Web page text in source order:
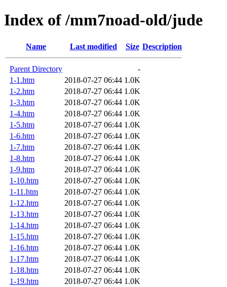
Index of /mm7noad-old/jude
Name Last modified Size Description
Parent Directory
-
1-1.htm
2018-07-27 06:44 1.0K
1-2.htm
2018-07-27 06:44 1.0K
1-3.htm
2018-07-27 06:44 1.0K
1-4.htm
2018-07-27 06:44 1.0K
1-5.htm
2018-07-27 06:44 1.0K
1-6.htm
2018-07-27 06:44 1.0K
1-7.htm
2018-07-27 06:44 1.0K
1-8.htm
2018-07-27 06:44 1.0K
1-9.htm
2018-07-27 06:44 1.0K
1-10.htm
2018-07-27 06:44 1.0K
1-11.htm
2018-07-27 06:44 1.0K
1-12.htm
2018-07-27 06:44 1.0K
1-13.htm
2018-07-27 06:44 1.0K
1-14.htm
2018-07-27 06:44 1.0K
1-15.htm
2018-07-27 06:44 1.0K
1-16.htm
2018-07-27 06:44 1.0K
1-17.htm
2018-07-27 06:44 1.0K
1-18.htm
2018-07-27 06:44 1.0K
1-19.htm
2018-07-27 06:44 1.0K